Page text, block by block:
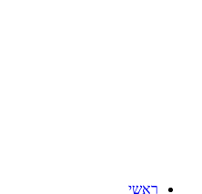
ראשי